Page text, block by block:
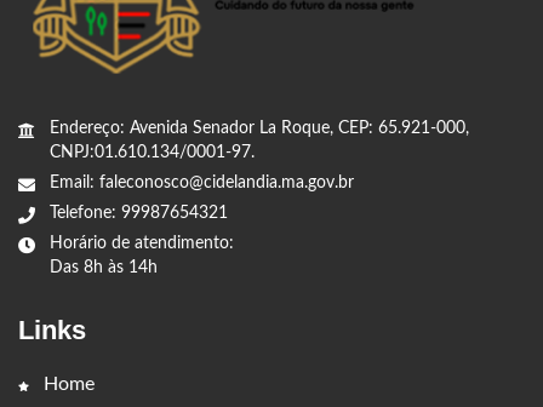
Endereço: Avenida Senador La Roque, CEP: 65.921-000,
CNPJ:01.610.134/0001-97.
Email: faleconosco@cidelandia.ma.gov.br
Telefone: 99987654321
Horário de atendimento:
Das 8h às 14h
Links
Home